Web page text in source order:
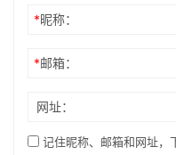
*昵称：
*邮箱：
网址：
记住昵称、邮箱和网址，